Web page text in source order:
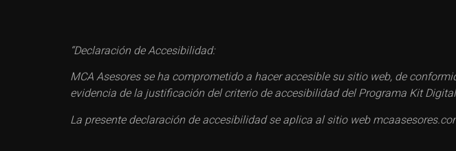
“Declaración de Accesibilidad:
MCA Asesores se ha comprometido a hacer accesible su sitio web, de
evidencia de la justificación del criterio de accesibilidad del Programa Kit
La presente declaración de accesibilidad se aplica al sitio web